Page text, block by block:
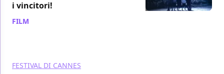
i vincitori!
FILM
FESTIVAL DI CANNES